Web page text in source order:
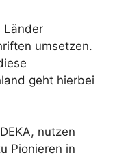
Länder
umsetzen.
geht hierbei
nutzen
Pionieren in